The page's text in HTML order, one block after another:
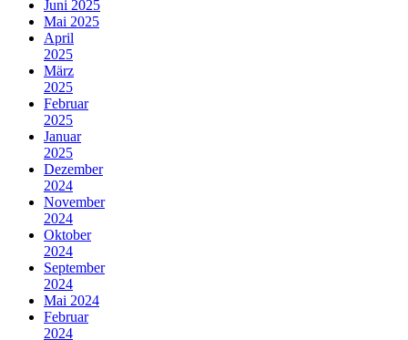
Juni 2025
Mai 2025
April
2025
März
2025
Februar
2025
Januar
2025
Dezember
2024
November
2024
Oktober
2024
September
2024
Mai 2024
Februar
2024